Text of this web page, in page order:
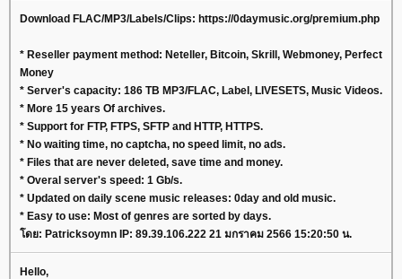
Download FLAC/MP3/Labels/Clips: https://0daymusic.org/premium.php
* Reseller payment method: Neteller, Bitcoin, Skrill, Webmoney, Perfect
Money
* Server's capacity: 186 TB MP3/FLAC, Label, LIVESETS, Music Videos.
* More 15 years Of archives.
* Support for FTP, FTPS, SFTP and HTTP, HTTPS.
* No waiting time, no captcha, no speed limit, no ads.
* Files that are never deleted, save time and money.
* Overal server's speed: 1 Gb/s.
* Updated on daily scene music releases: 0day and old music.
* Easy to use: Most of genres are sorted by days.
โดย: Patricksoymn IP: 89.39.106.222 21 มกราคม 2566 15:20:50 น.
Hello,